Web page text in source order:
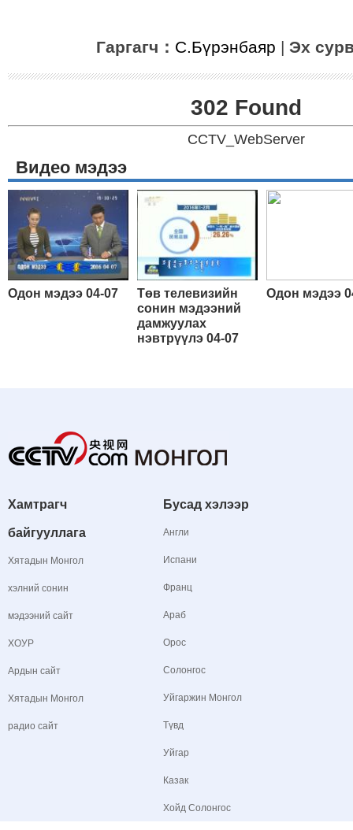
Гаргагч： С.Бүрэнбаяр | Эх
302 Found
CCTV_WebServer
Видео мэдээ
Одон мэдээ 04-07
Төв телевизийн
сонин мэдээний
дамжуулах
нэвтрүүлэ 04-07
Одон мэдээ
Хамтрагч
байгууллага
Хятадын Монгол
хэлний сонин
мэдээний сайт
ХОУР
Ардын сайт
Хятадын Монгол
радио сайт
Бусад хэлээр
Англи
Испани
Франц
Араб
Орос
Солонгос
Уйгаржин Монгол
Түвд
Уйгар
Казак
Хойд Солонгос